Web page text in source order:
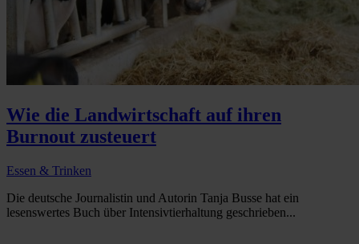
Wie die Landwirtschaft auf ihren
Burnout zusteuert
Essen & Trinken
Die deutsche Journalistin und Autorin Tanja Busse hat ein
lesenswertes Buch über Intensivtierhaltung geschrieben...